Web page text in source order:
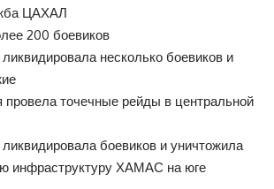
ЦАХАЛ
200 боевиков
несколько боевиков и
точечные рейды в центральной
боевиков и уничтожила
инфраструктуру ХАМАС на юге